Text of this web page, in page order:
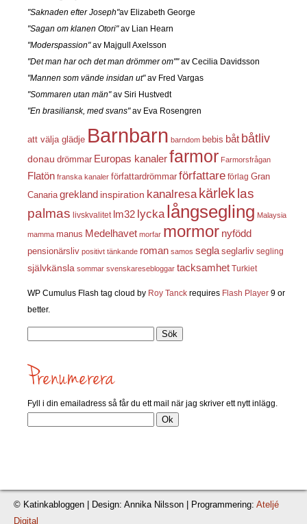
"Saknaden efter Joseph"av Elizabeth George
"Sagan om klanen Otori"av Lian Hearn
"Moderspassion"av Majgull Axelsson
"Det man har och det man drömmer om""av Cecilia Davidsson
"Mannen som vände insidan ut"av Fred Vargas
"Sommaren utan män"av Siri Hustvedt
"En brasiliansk, med svans"av Eva Rosengren
att välja glädje Barnbarn barndom bebis båt båtliv
donau drömmar Europas kanalerfarmor Farmorsfrågan
Flatön franska kanaler författardrömmar författare förlag Gran
Canaria grekland inspiration kanalresa kärlek las
palmas livskvalitet lm32 lycka långsegling Malaysia
mamma manus Medelhavet morfar mormor nyfödd
pensionärsliv positivt tänkande roman samos segla seglarliv segling
självkänsla sommar svenskaresebloggar tacksamhet Turkiet
WP Cumulus Flash tag cloud by Roy Tanck requires Flash Player 9 or
better.
Fyll i din emailadress så får du ett mail när jag skriver ett nytt inlägg.
© Katinkabloggen | Design: Annika Nilsson | Programmering: Ateljé
Digital